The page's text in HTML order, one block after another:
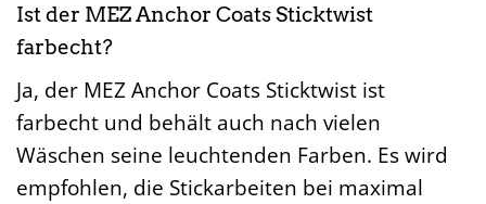
Ist der MEZ Anchor Coats Sticktwist
farbecht?
Ja, der MEZ Anchor Coats Sticktwist ist
farbecht und behält auch nach vielen
Wäschen seine leuchtenden Farben. Es wird
empfohlen, die Stickarbeiten bei maximal